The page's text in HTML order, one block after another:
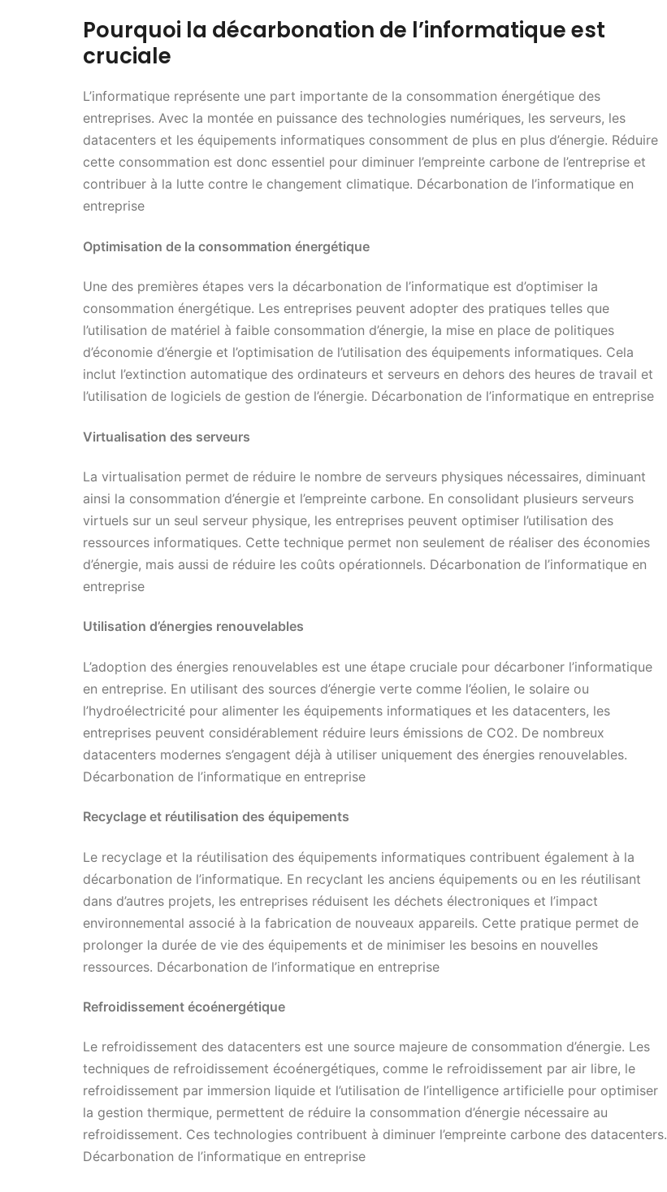
Pourquoi la décarbonation de l’informatique est
cruciale
L’informatique représente une part importante de la consommation énergétique des
entreprises. Avec la montée en puissance des technologies numériques, les serveurs, les
datacenters et les équipements informatiques consomment de plus en plus d’énergie. Réduire
cette consommation est donc essentiel pour diminuer l’empreinte carbone de l’entreprise et
contribuer à la lutte contre le changement climatique. Décarbonation de l’informatique en
entreprise
Optimisation de la consommation énergétique
Une des premières étapes vers la décarbonation de l’informatique est d’optimiser la
consommation énergétique. Les entreprises peuvent adopter des pratiques telles que
l’utilisation de matériel à faible consommation d’énergie, la mise en place de politiques
d’économie d’énergie et l’optimisation de l’utilisation des équipements informatiques. Cela
inclut l’extinction automatique des ordinateurs et serveurs en dehors des heures de travail et
l’utilisation de logiciels de gestion de l’énergie. Décarbonation de l’informatique en entreprise
Virtualisation des serveurs
La virtualisation permet de réduire le nombre de serveurs physiques nécessaires, diminuant
ainsi la consommation d’énergie et l’empreinte carbone. En consolidant plusieurs serveurs
virtuels sur un seul serveur physique, les entreprises peuvent optimiser l’utilisation des
ressources informatiques. Cette technique permet non seulement de réaliser des économies
d’énergie, mais aussi de réduire les coûts opérationnels. Décarbonation de l’informatique en
entreprise
Utilisation d’énergies renouvelables
L’adoption des énergies renouvelables est une étape cruciale pour décarboner l’informatique
en entreprise. En utilisant des sources d’énergie verte comme l’éolien, le solaire ou
l’hydroélectricité pour alimenter les équipements informatiques et les datacenters, les
entreprises peuvent considérablement réduire leurs émissions de CO2. De nombreux
datacenters modernes s’engagent déjà à utiliser uniquement des énergies renouvelables.
Décarbonation de l’informatique en entreprise
Recyclage et réutilisation des équipements
Le recyclage et la réutilisation des équipements informatiques contribuent également à la
décarbonation de l’informatique. En recyclant les anciens équipements ou en les réutilisant
dans d’autres projets, les entreprises réduisent les déchets électroniques et l’impact
environnemental associé à la fabrication de nouveaux appareils. Cette pratique permet de
prolonger la durée de vie des équipements et de minimiser les besoins en nouvelles
ressources. Décarbonation de l’informatique en entreprise
Refroidissement écoénergétique
Le refroidissement des datacenters est une source majeure de consommation d’énergie. Les
techniques de refroidissement écoénergétiques, comme le refroidissement par air libre, le
refroidissement par immersion liquide et l’utilisation de l’intelligence artificielle pour optimiser
la gestion thermique, permettent de réduire la consommation d’énergie nécessaire au
refroidissement. Ces technologies contribuent à diminuer l’empreinte carbone des datacenters.
Décarbonation de l’informatique en entreprise